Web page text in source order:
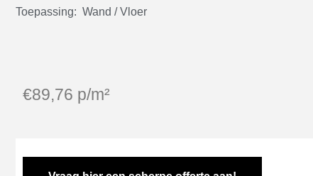
Toepassing: Wand / Vloer
€89,76 p/m²